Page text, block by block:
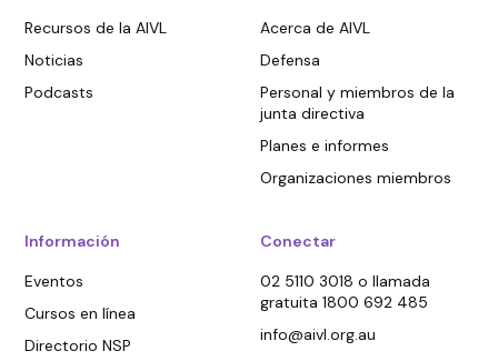
Recursos de la AIVL
Noticias
Podcasts
Acerca de AIVL
Defensa
Personal y miembros de la
junta directiva
Planes e informes
Organizaciones miembros
Información
Eventos
Cursos en línea
Directorio NSP
Conectar
02 5110 3018 o llamada
gratuita 1800 692 485
info@aivl.org.au